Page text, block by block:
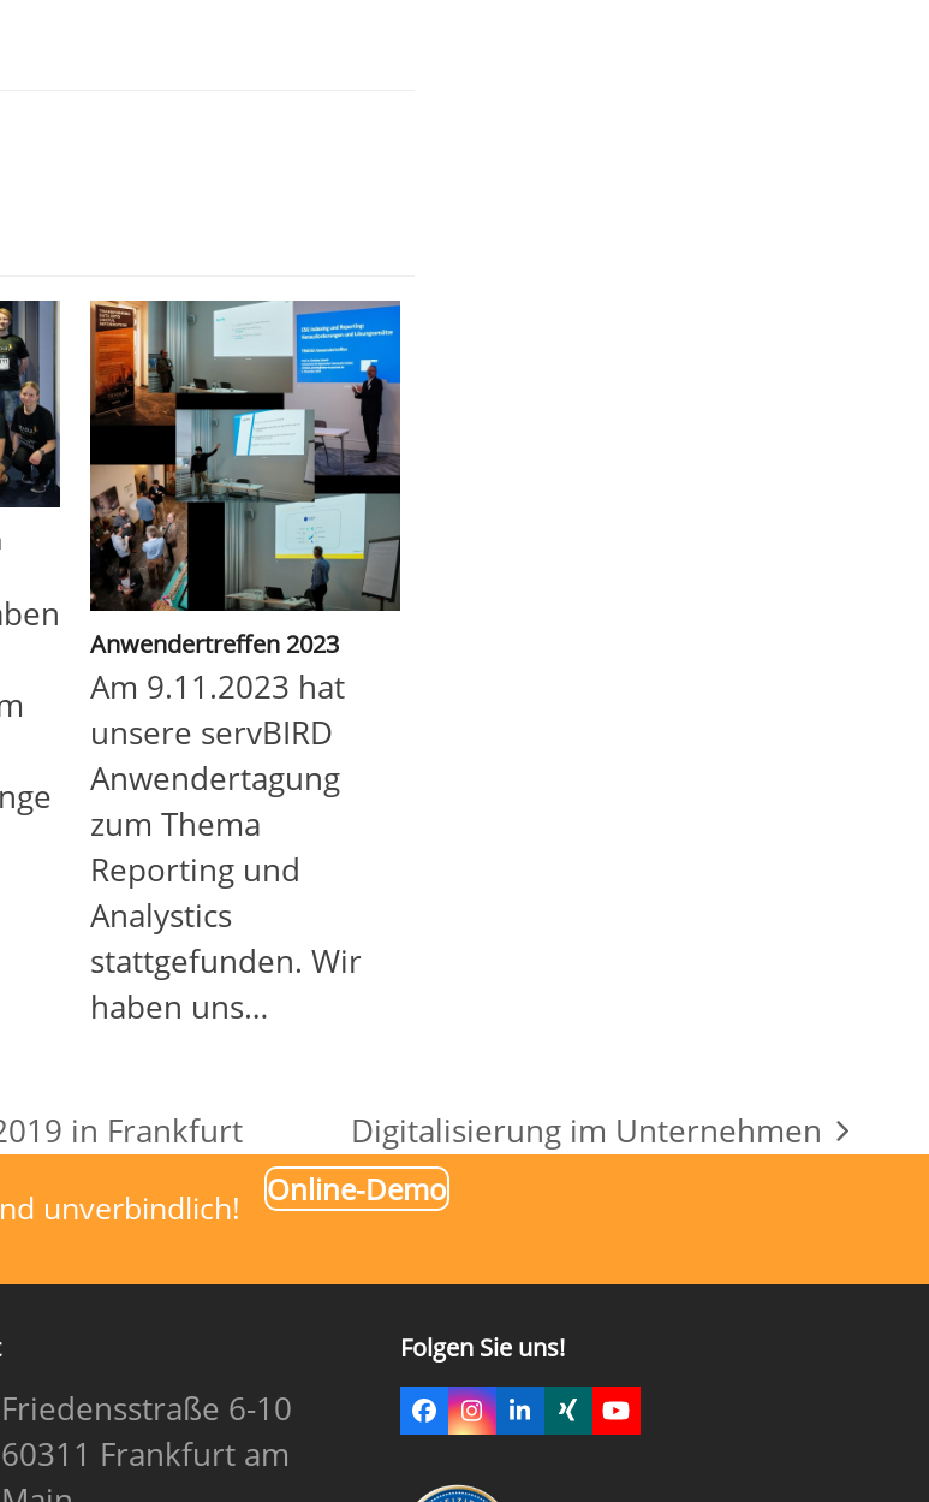
Anwendertreffen 2023
Am 9.11.2023 hat
unsere servBIRD
Anwendertagung
zum Thema
Reporting und
Analystics
stattgefunden. Wir
haben uns…
in Frankfurt
Nächster
Beitrag:
Digitalisierung im Unternehmen
unverbindlich! Online-Demo
Friedensstraße 6-10
60311 Frankfurt am
Folgen Sie uns!
Facebook
Instagram
LinkedIn
XingYouTube